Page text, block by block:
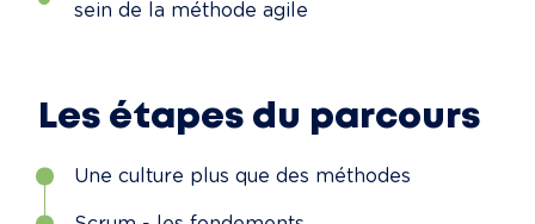
sein de la méthode agile
Les étapes du parcours
Une culture plus que des méthodes